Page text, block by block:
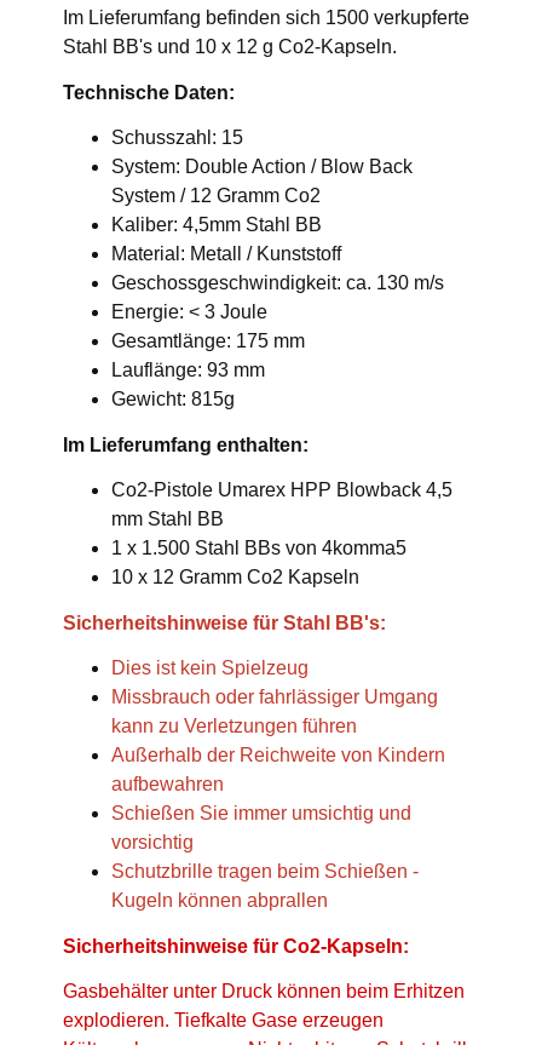
Im Lieferumfang befinden sich 1500 verkupferte
Stahl BB's und 10 x 12 g Co2-Kapseln.
Technische Daten:
Schusszahl: 15
System: Double Action / Blow Back
System / 12 Gramm Co2
Kaliber: 4,5mm Stahl BB
Material: Metall / Kunststoff
Geschossgeschwindigkeit: ca. 130 m/s
Energie: < 3 Joule
Gesamtlänge: 175 mm
Lauflänge: 93 mm
Gewicht: 815g
Im Lieferumfang enthalten:
Co2-Pistole Umarex HPP Blowback 4,5
mm Stahl BB
1 x 1.500 Stahl BBs von 4komma5
10 x 12 Gramm Co2 Kapseln
Sicherheitshinweise für Stahl BB's:
Dies ist kein Spielzeug
Missbrauch oder fahrlässiger Umgang
kann zu Verletzungen führen
Außerhalb der Reichweite von Kindern
aufbewahren
Schießen Sie immer umsichtig und
vorsichtig
Schutzbrille tragen beim Schießen -
Kugeln können abprallen
Sicherheitshinweise für Co2-Kapseln:
Gasbehälter unter Druck können beim Erhitzen
explodieren. Tiefkalte Gase erzeugen